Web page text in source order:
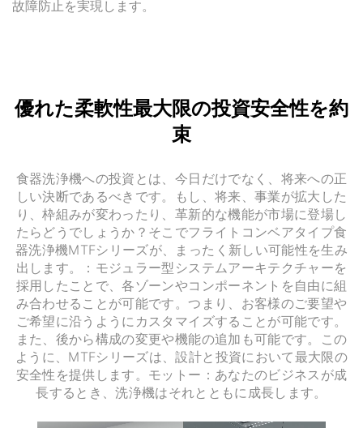
故障防止を実現します。
優れた柔軟性最大限の投資安全性を約
束
食器洗浄機への投資とは、今日だけでなく、将来への正
しい決断であるべきです。もし、将来、事業が拡大した
り、枠組みが変わったり、革新的な機能が市場に登場し
たらどうでしょうか？そこでフライトコンベアタイプ食
器洗浄機MTFシリーズが、まったく新しい可能性を生み
出します。：モジュラー型システムアーキテクチャーを
採用したことで、各ゾーンやコンポーネントを自由に組
み合わせることが可能です。つまり、お客様のご要望や
ご希望に沿うようにカスタマイズすることが可能です。
また、後から構成の変更や機能の追加も可能です。この
ように、MTFシリーズは、設計と投資において最大限の
安全性を提供します。モットー：あなたのビジネスが成
長するとき、洗浄機はそれとともに成長します。